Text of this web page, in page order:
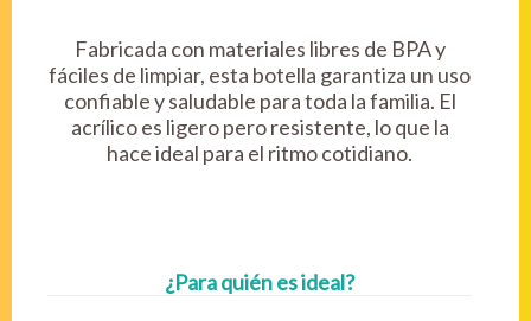
Fabricada con materiales libres de BPA y
fáciles de limpiar, esta botella garantiza un uso
confiable y saludable para toda la familia. El
acrílico es ligero pero resistente, lo que la
hace ideal para el ritmo cotidiano.
¿Para quién es ideal?